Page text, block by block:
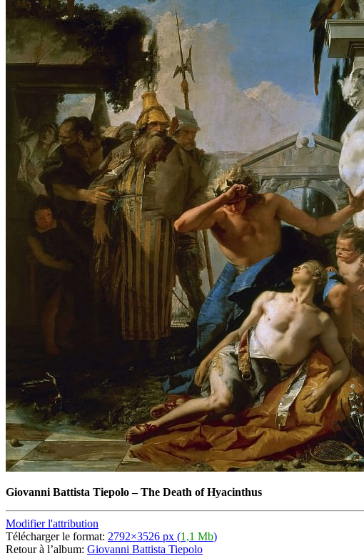
Giovanni Battista Tiepolo–The Death of Hyacinthus
Modifier l'attribution
Télécharger le format: 2792×3526 px (1,1 Mb)
Retour à l’album: Giovanni Battista Tiepolo